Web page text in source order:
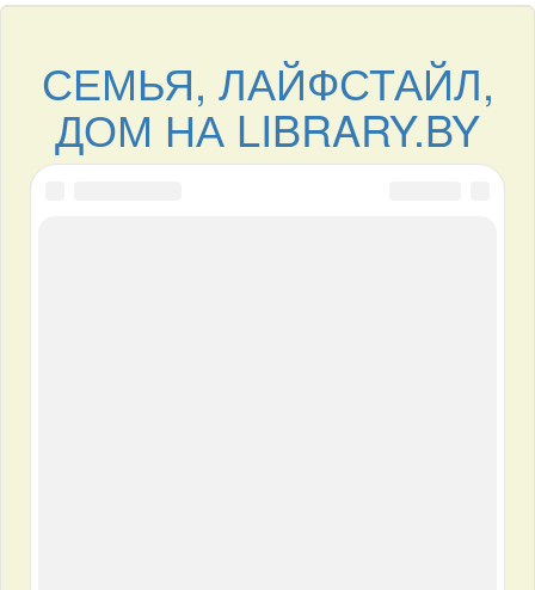
СЕМЬЯ, ЛАЙФСТАЙЛ,
ДОМ НА LIBRARY.BY